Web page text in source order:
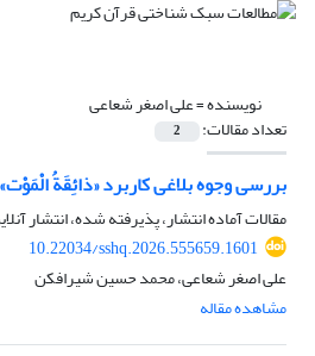
نویسنده =علی اصغر شعاعی
تعداد مقالات: 2
بررسی وجوه بلاغی کاربرد «ذائِقَةُ
مقالات آماده انتشار، پذیرفته شده، انتشار
10.22034/sshq.2026.555659.1601
علی اصغر شعاعی، محمد حسین شیرافکن
مشاهده مقاله